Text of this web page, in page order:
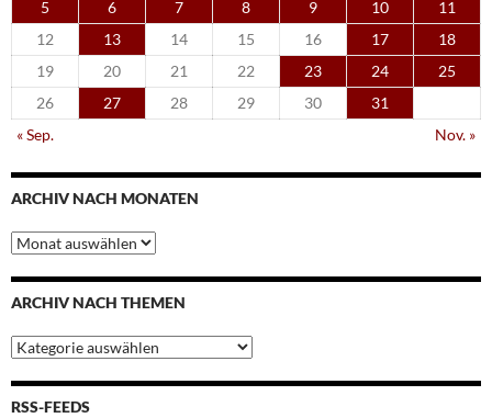
5
6 7 8 9 10
11
12
13 14 15 16 17
18
19
20 21 22 23 24
25
26
27 28 29 30
31
« Sep.
Nov. »
ARCHIV NACH MONATEN
Archiv
nach
Monaten
ARCHIV NACH THEMEN
Archiv
nach
Themen
RSS-FEEDS